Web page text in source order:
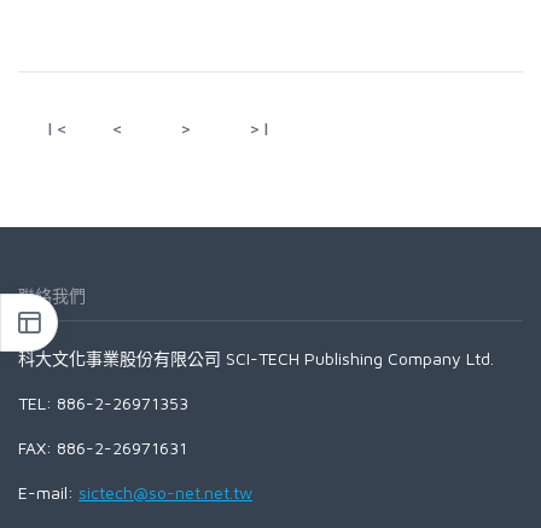
|< < > >|
聯絡我們
科大文化事業股份有限公司 SCI-TECH Publishing Company Ltd.
TEL: 886-2-26971353
FAX: 886-2-26971631
E-mail: sictech@so-net.net.tw